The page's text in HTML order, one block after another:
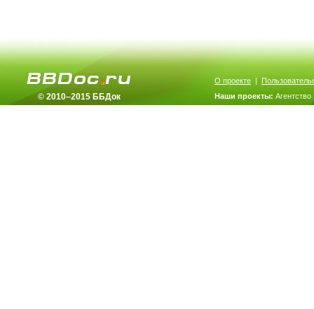
© 2010–2015 ББДок
О проекте |
Наши проекты: